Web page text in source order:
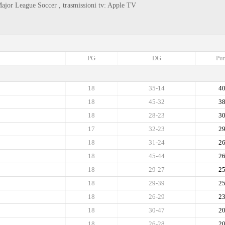
League Soccer , trasmissioni tv: Apple TV
DG
PG
40
35-14
18
38
45-32
18
30
28-23
18
29
32-23
17
26
31-24
18
26
45-44
18
25
29-27
18
25
29-39
18
23
26-29
18
20
30-47
18